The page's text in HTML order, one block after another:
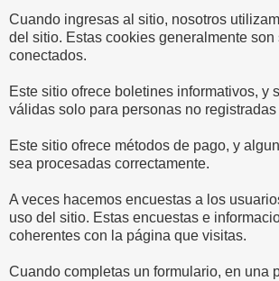
Cuando ingresas al sitio, nosotros
del sitio. Estas cookies generalmente
conectados.
Este sitio ofrece boletines informativos,
válidas solo para personas no
Este sitio ofrece métodos de pago, y
sea procesadas correctamente.
A veces hacemos encuestas a los
uso del sitio. Estas encuestas e
coherentes con la página que visitas.
Cuando completas un formulario, en una